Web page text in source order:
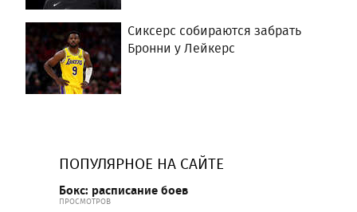
Сиксерс собираются забрать
Бронни у Лейкерс
ПОПУЛЯРНОЕ НА САЙТЕ
Бокс: расписание боев
ПРОСМОТРОВ